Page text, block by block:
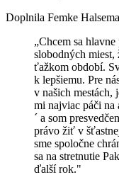
Doplnila Femke
„Chcem sa
slobodných
ťažkom období.
k lepšiemu. Pre
v našich mestách,
mi najviac páči na
´ a som
právo žiť v
sme spoločne
sa na stretnutie
ďalší rok."